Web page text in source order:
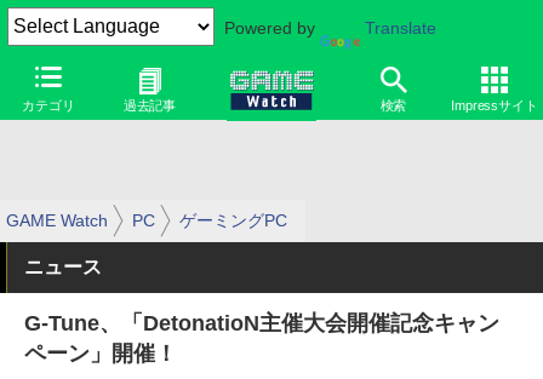
Powered by Translate
カテゴリ 過去記事 検索 Impressサイト
GAME Watch PC ゲーミングPC
ニュース
G-Tune、「DetonatioN主催大会開催記念キャン
ペーン」開催！